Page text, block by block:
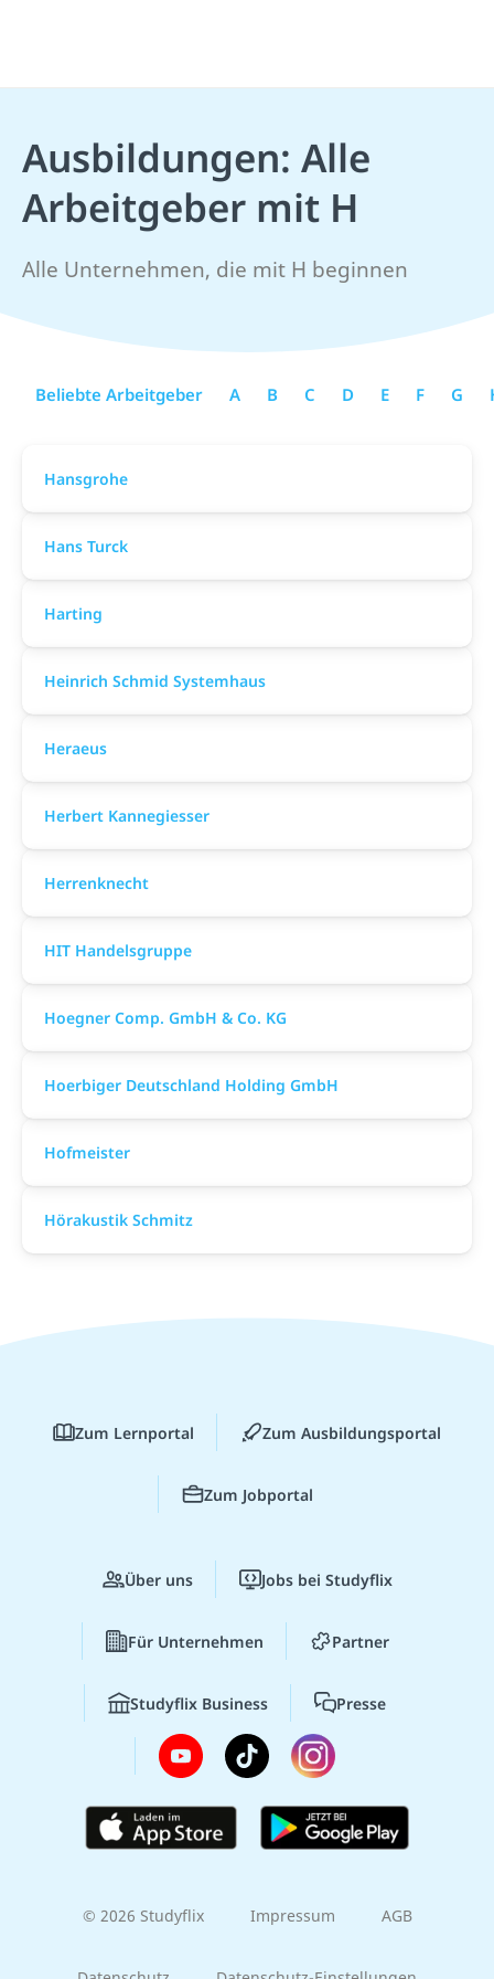
Ausbildungen: Alle
Arbeitgeber mit H
Alle Unternehmen, die mit H beginnen
Beliebte Arbeitgeber A B C D E F G
Hansgrohe
Hans Turck
Harting
Heinrich Schmid Systemhaus
Heraeus
Herbert Kannegiesser
Herrenknecht
HIT Handelsgruppe
Hoegner Comp. GmbH & Co. KG
Hoerbiger Deutschland Holding GmbH
Hofmeister
Hörakustik Schmitz
Zum Lernportal Zum Ausbildungsportal
Zum Jobportal
Über uns Jobs bei Studyflix
Für Unternehmen Partner
Studyflix Business Presse
© 2026 Studyflix Impressum AGB